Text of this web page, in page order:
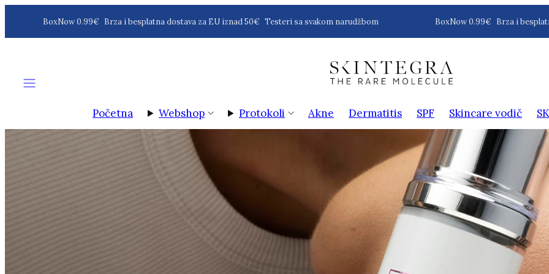
BoxNow 0.99€ Brza i besplatna dostava za EU iznad 50€ Testeri sa svakom narudžbom BoxNow 0.99€ Brza i
Izbornik
Početna Webshop Protokoli Akne Dermatitis SPF Skincare vodič